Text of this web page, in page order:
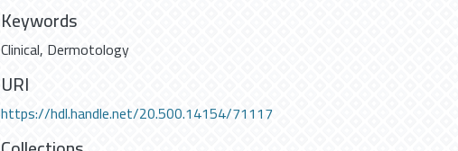
Keywords
Clinical, Dermotology
URI
https://hdl.handle.net/20.500.14154/71117